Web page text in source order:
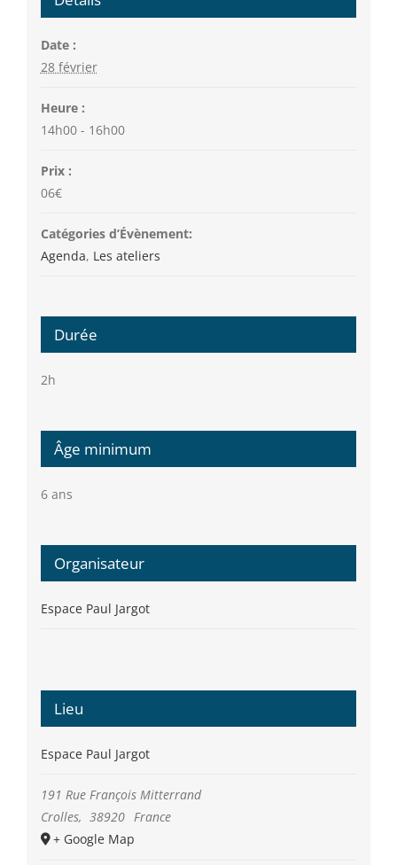
Date :
28 février
Heure :
14h00 - 16h00
Prix :
06€
Catégories d’Évènement:
Agenda, Les ateliers
Durée
2h
Âge minimum
6 ans
Organisateur
Espace Paul Jargot
Lieu
Espace Paul Jargot
191 Rue François Mitterrand
Crolles, 38920 France
+ Google Map